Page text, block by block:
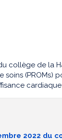
collège de la
(PROMs)
cardiaque
2022 du